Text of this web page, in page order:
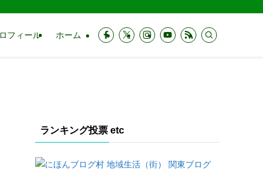
フィール ホーム
ランキング投票 etc